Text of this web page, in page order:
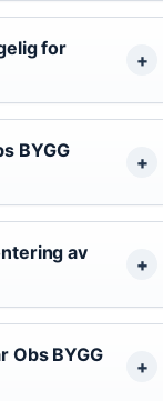
for
BYGG
av
Obs BYGG